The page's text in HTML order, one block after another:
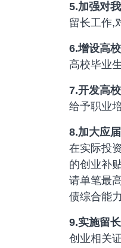
5.加强对
留长工作,
6.增设高
高校毕业
7.开发高
给予职业
8.加大应
在实际投
的创业补
请单笔最
债综合能
9.实施留
创业相关